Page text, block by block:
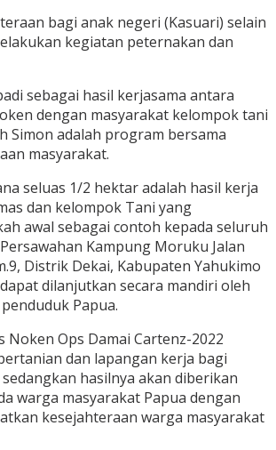
bagi anak negeri (Kasuari) selain
kegiatan peternakan dan
sebagai hasil kerjasama antara
dengan masyarakat kelompok tani
Simon adalah program bersama
masyarakat.
seluas 1/2 hektar adalah hasil kerja
dan kelompok Tani yang
awal sebagai contoh kepada seluruh
Kampung Moruku Jalan
Distrik Dekai, Kabupaten Yahukimo
dilanjutkan secara mandiri oleh
Papua.
Noken Ops Damai Cartenz-2022
dan lapangan kerja bagi
hasilnya akan diberikan
warga masyarakat Papua dengan
kesejahteraan warga masyarakat